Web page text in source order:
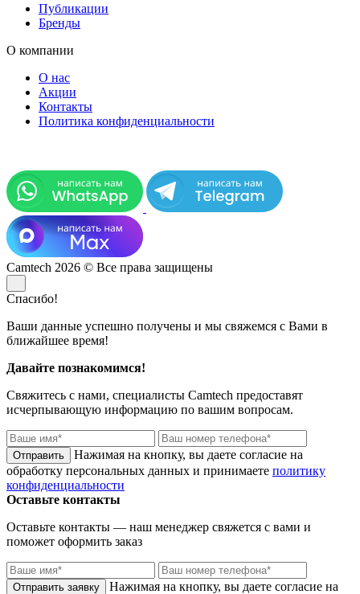
Публикации
Бренды
О компании
О нас
Акции
Контакты
Политика конфиденциальности
Camtech 2026 © Все права защищены
Спасибо!
Ваши данные успешно получены и мы свяжемся с Вами в
ближайшее время!
Давайте познакомимся!
Свяжитесь с нами, специалисты Camtech предоставят
исчерпывающую информацию по вашим вопросам.
Нажимая на кнопку, вы даете согласие на
обработку персональных данных и принимаете политику
конфиденциальности
Оставьте контакты
Оставьте контакты — наш менеджер свяжется с вами и
поможет оформить заказ
Нажимая на кнопку, вы даете согласие на